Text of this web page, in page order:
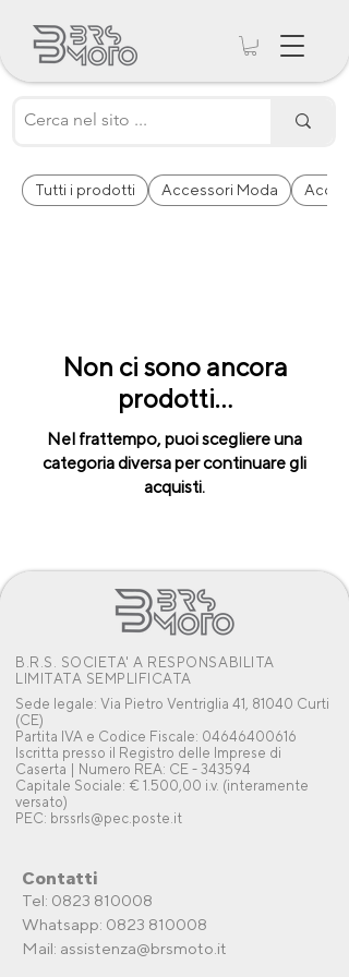
Tutti i prodotti Accessori Moda
Non ci sono ancora
prodotti...
Nel frattempo, puoi scegliere una
categoria diversa per continuare gli
acquisti.
B.R.S. SOCIETA' A RESPONSABILITA
LIMITATA SEMPLIFICATA
Sede legale: Via Pietro Ventriglia 41, 81040 Curti
(CE)
Partita IVA e Codice Fiscale: 04646400616
Iscritta presso il Registro delle Imprese di
Caserta | Numero REA: CE - 343594
Capitale Sociale: € 1.500,00 i.v. (interamente
versato)
PEC: brssrls@pec.poste.it
Contatti
Tel: 0823 810008
Whatsapp: 0823 810008
Mail: assistenza@brsmoto.it